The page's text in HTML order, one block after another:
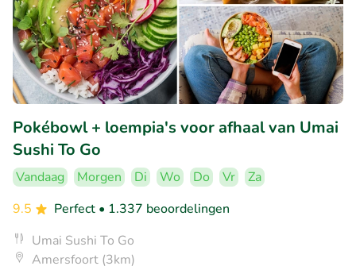
Pokébowl + loempia's voor afhaal van Umai
Sushi To Go
Vandaag Morgen Di Wo Do Vr
Za
9.5
Perfect • 1.337 beoordelingen
Umai Sushi To Go
Amersfoort (3km)